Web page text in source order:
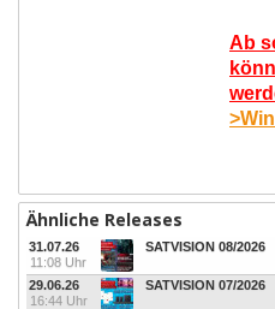
Ab
Ähnliche Releases
31.07.26
11:08 Uhr
SATVISION 08/2026
29.06.26
16:44 Uhr
SATVISION 07/2026